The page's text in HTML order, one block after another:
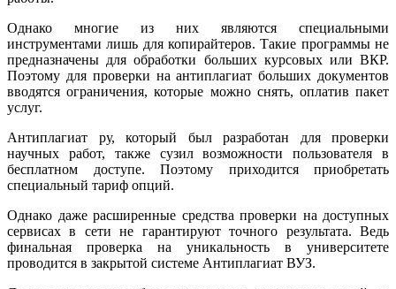
Однако многие из них являются специальными
инструментами лишь для копирайтеров. Такие программы не
предназначены для обработки больших курсовых или ВКР.
Поэтому для проверки на антиплагиат больших документов
вводятся ограничения, которые можно снять, оплатив пакет
услуг.
Антиплагиат ру, который был разработан для проверки
научных работ, также сузил возможности пользователя в
бесплатном доступе. Поэтому приходится приобретать
специальный тариф опций.
Однако даже расширенные средства проверки на доступных
сервисах в сети не гарантируют точного результата. Ведь
финальная проверка на уникальность в университете
проводится в закрытой системе Антиплагиат ВУЗ.